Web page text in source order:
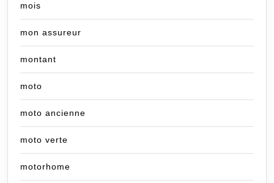
mois
mon assureur
montant
moto
moto ancienne
moto verte
motorhome